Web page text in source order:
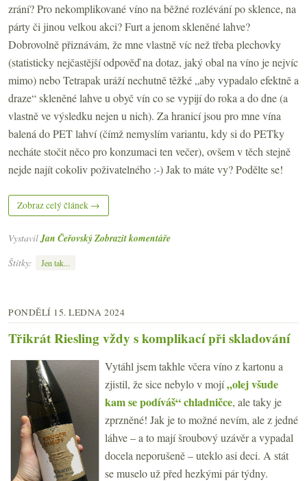
zrání? Pro nekomplikované víno na běžné rozlévání po sklence, na
párty či jinou velkou akci? Furt a jenom skleněné lahve?
Dobrovolně přiznávám, že mne vlastně víc než třeba plechovky
(statisticky nejčastější odpověď na dotaz, jaký obal na víno je nejvíc
mimo) nebo Tetrapak uráží nechutně těžké „aby vypadalo efektně a
draze“ skleněné lahve u obyč vín co se vypijí do roka a do dne (a
vlastně ve výsledku nejen u nich). Za hranicí jsou pro mne vína
balená do PET lahví (čímž nemyslím variantu, kdy si do PETky
necháte stočit něco pro konzumaci ten večer), ovšem v těch stejně
nejde najít cokoliv poživatelného :-) Jak to máte vy? Podělte se!
Zobraz celý článek →
VystavilJan ČeřovskýZobrazit komentáře
Štítky:
Jen tak...
PONDĚLÍ 15. LEDNA 2024
Třikrát Riesling vždy s komplikací při skladování
Vytáhl jsem takhle včera víno z kartonu a
zjistil, že sice nebylo v mojí„olej všude
kam se podíváš“ chladničce, ale taky je
zprzněné! Jak je to možné nevím, ale z jedné
láhve – a to mají šroubový uzávěr a vypadal
docela neporušeně – uteklo asi deci. A stát
se muselo už před hezkými pár týdny.